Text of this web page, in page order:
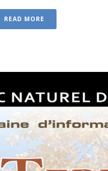
READ MORE